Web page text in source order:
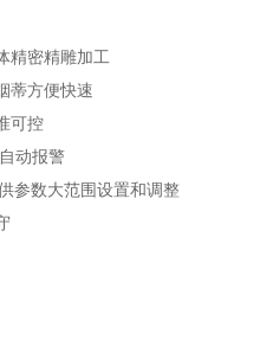
精密精雕加工
蒂方便快速
可控
动报警
参数大范围设置和调整